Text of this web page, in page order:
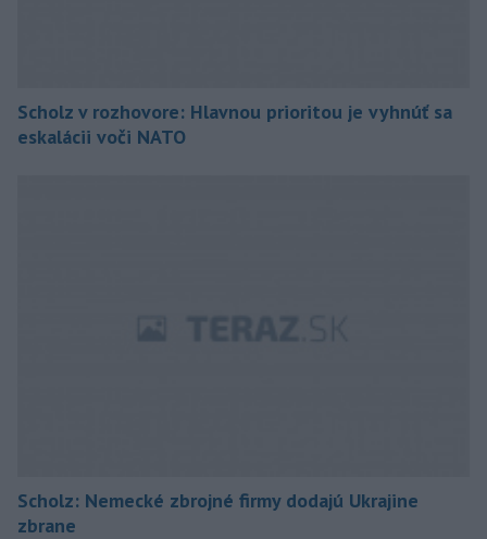
Scholz v rozhovore: Hlavnou prioritou je vyhnúť sa
eskalácii voči NATO
Scholz: Nemecké zbrojné firmy dodajú Ukrajine
zbrane